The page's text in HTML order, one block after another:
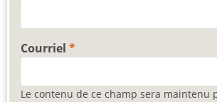
Courriel
Le contenu de ce champ sera maintenu